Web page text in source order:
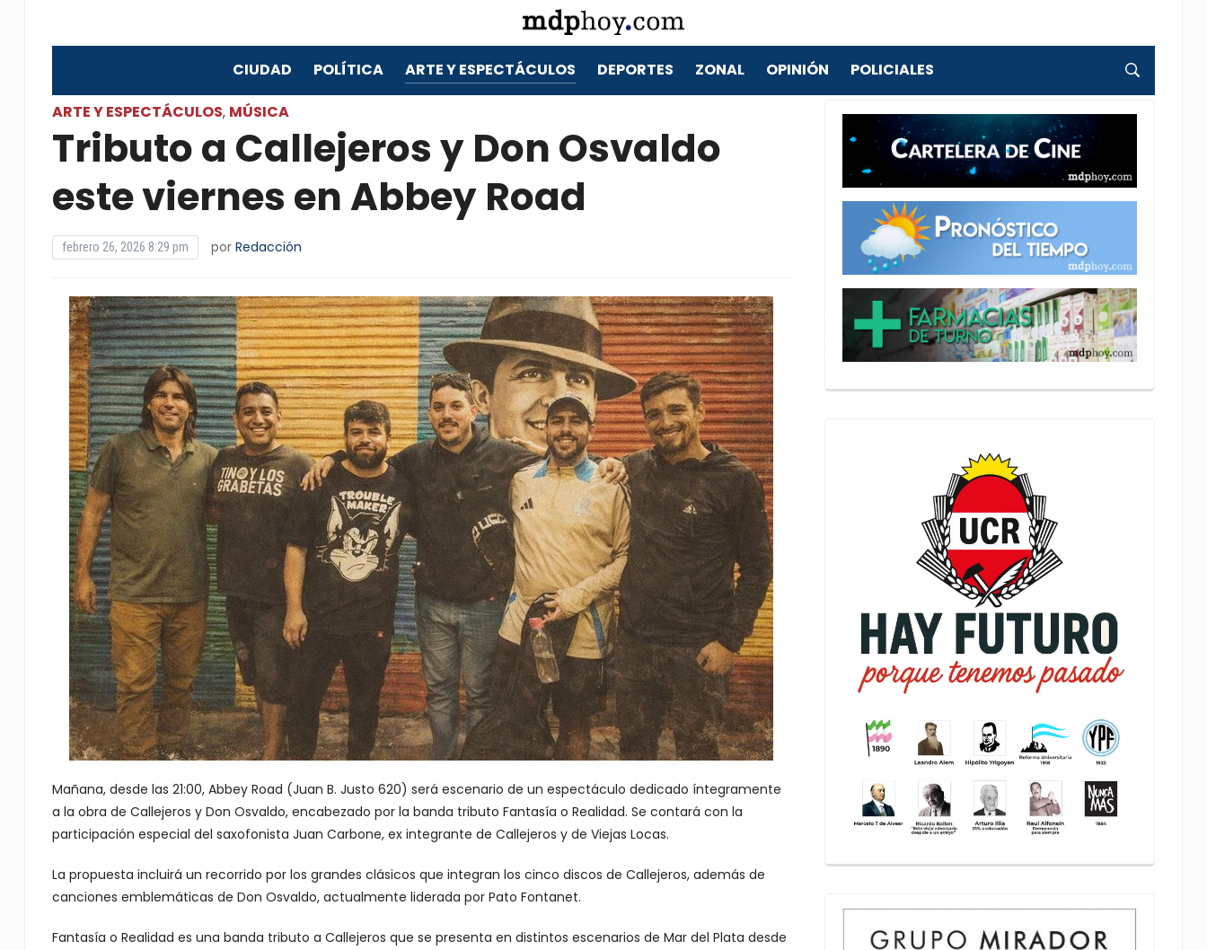
CIUDAD POLÍTICA ARTE Y ESPECTÁCULOS DEPORTES ZONAL OPINIÓN POLICIALES
ARTE Y ESPECTÁCULOS, MÚSICA
Tributo a Callejeros y Don Osvaldo
este viernes en Abbey Road
febrero 26, 2026 8:29 pm por Redacción
Mañana, desde las 21:00, Abbey Road (Juan B. Justo 620) será escenario de un espectáculo dedicado íntegramente
a la obra de Callejeros y Don Osvaldo, encabezado por la banda tributo Fantasía o Realidad. Se contará con la
participación especial del saxofonista Juan Carbone, ex integrante de Callejeros y de Viejas Locas.
La propuesta incluirá un recorrido por los grandes clásicos que integran los cinco discos de Callejeros, además de
canciones emblemáticas de Don Osvaldo, actualmente liderada por Pato Fontanet.
Fantasía o Realidad es una banda tributo a Callejeros que se presenta en distintos escenarios de Mar del Plata desde